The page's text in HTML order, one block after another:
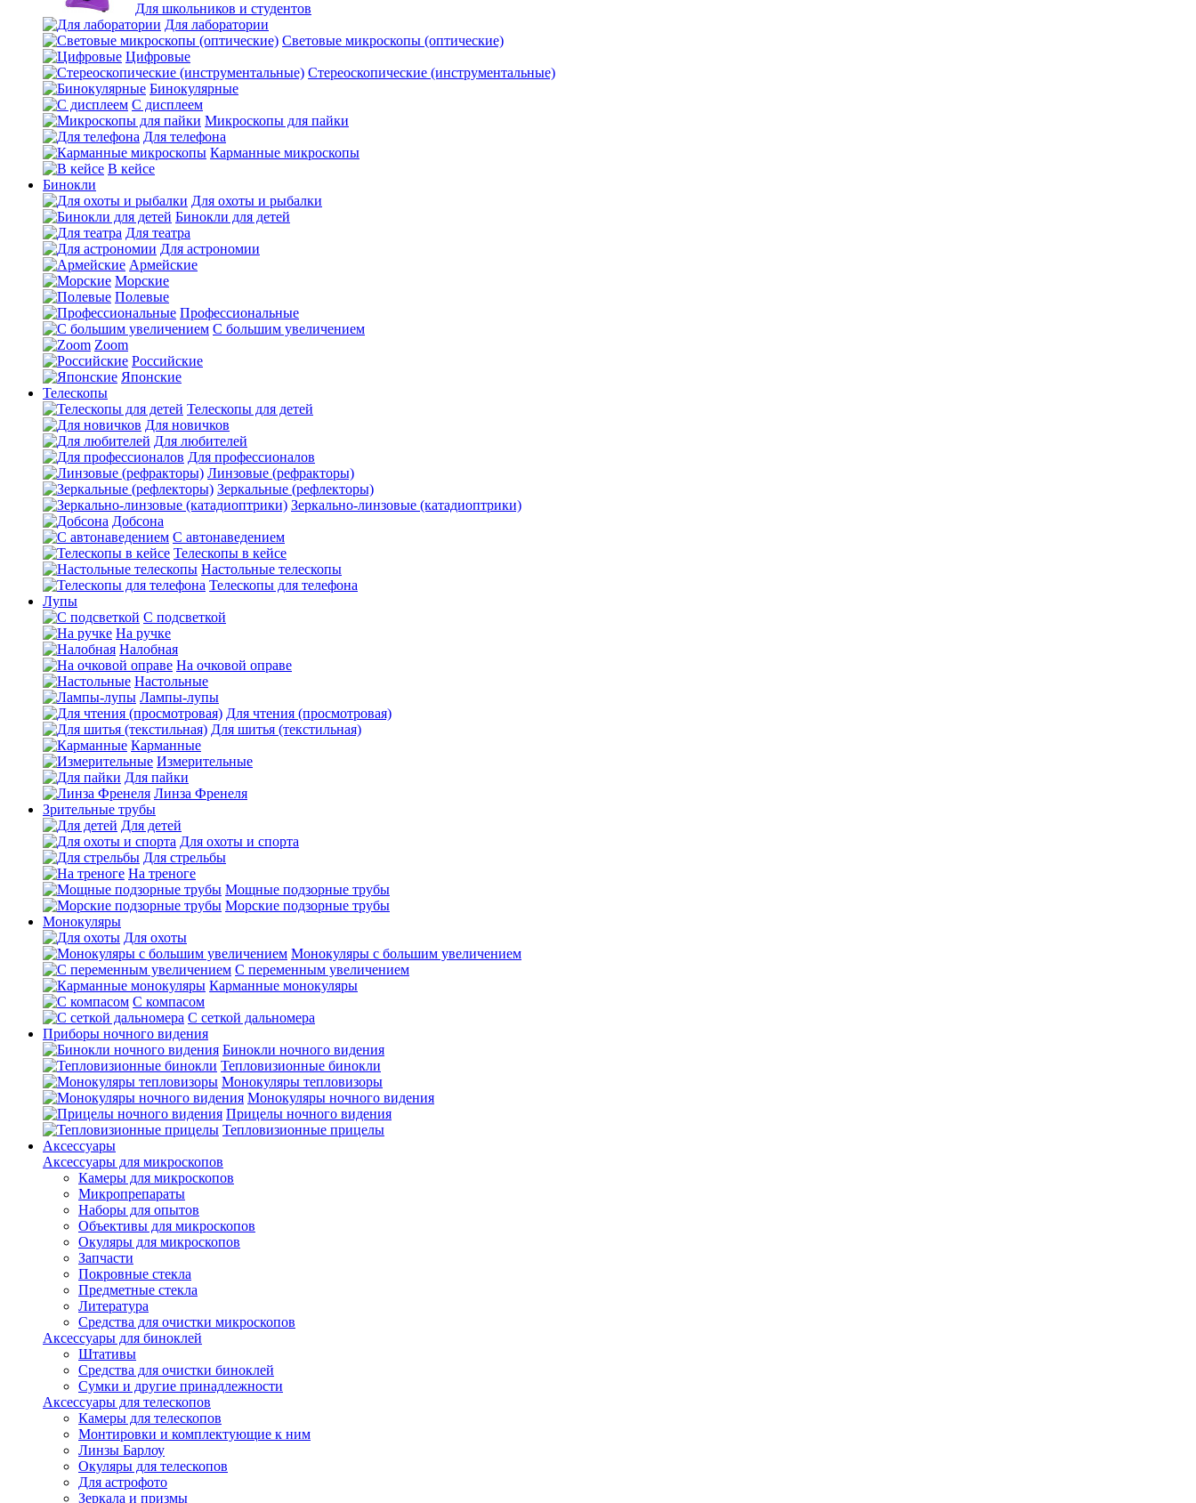
Для школьников и студентов
Для лаборатории
Световые микроскопы (оптические)
Цифровые
Стереоскопические (инструментальные)
Бинокулярные
С дисплеем
Микроскопы для пайки
Для телефона
Карманные микроскопы
В кейсе
Бинокли
Для охоты и рыбалки
Бинокли для детей
Для театра
Для астрономии
Армейские
Морские
Полевые
Профессиональные
С большим увеличением
Zoom
Российские
Японские
Телескопы
Телескопы для детей
Для новичков
Для любителей
Для профессионалов
Линзовые (рефракторы)
Зеркальные (рефлекторы)
Зеркально-линзовые (катадиоптрики)
Добсона
С автонаведением
Телескопы в кейсе
Настольные телескопы
Телескопы для телефона
Лупы
С подсветкой
На ручке
Налобная
На очковой оправе
Настольные
Лампы-лупы
Для чтения (просмотровая)
Для шитья (текстильная)
Карманные
Измерительные
Для пайки
Линза Френеля
Зрительные трубы
Для детей
Для охоты и спорта
Для стрельбы
На треноге
Мощные подзорные трубы
Морские подзорные трубы
Монокуляры
Для охоты
Монокуляры с большим увеличением
С переменным увеличением
Карманные монокуляры
С компасом
С сеткой дальномера
Приборы ночного видения
Бинокли ночного видения
Тепловизионные бинокли
Монокуляры тепловизоры
Монокуляры ночного видения
Прицелы ночного видения
Тепловизионные прицелы
Аксессуары
Аксессуары для микроскопов
Камеры для микроскопов
Микропрепараты
Наборы для опытов
Объективы для микроскопов
Окуляры для микроскопов
Запчасти
Покровные стекла
Предметные стекла
Литература
Средства для очистки микроскопов
Аксессуары для биноклей
Штативы
Средства для очистки биноклей
Сумки и другие принадлежности
Аксессуары для телескопов
Камеры для телескопов
Монтировки и комплектующие к ним
Линзы Барлоу
Окуляры для телескопов
Для астрофото
Зеркала и призмы